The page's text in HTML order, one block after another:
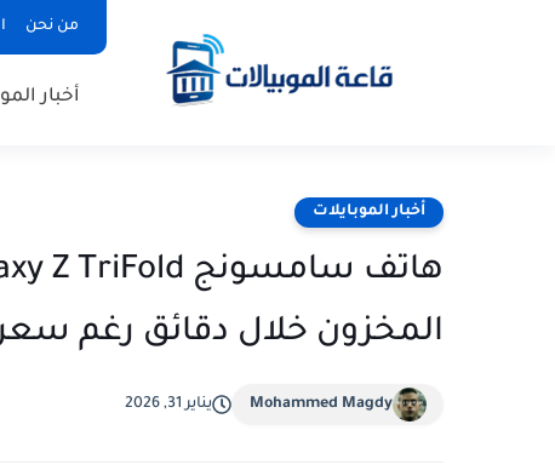
من نحن
أخبار
أخبار الموبايلات
المخزون خلال دقائق رغم سعره الخيالي
Mohammed Magdy يناير 31, 2026